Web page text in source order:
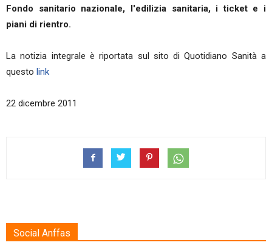
Fondo sanitario nazionale, l'edilizia sanitaria, i ticket e i
piani di rientro.
La notizia integrale è riportata sul sito di Quotidiano Sanità a
questo link
22 dicembre 2011
Social Anffas